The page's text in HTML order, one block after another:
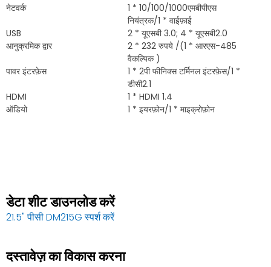
नेटवर्क
1 * 10/100/1000एमबीपीएस
नियंत्रक/1 * वाईफ़ाई
USB
2 * यूएसबी 3.0; 4 * यूएसबी2.0
आनुक्रमिक द्वार
2 * 232 रुपये /(1 * आरएस-485
वैकल्पिक )
पावर इंटरफ़ेस
1 * 2पी फीनिक्स टर्मिनल इंटरफ़ेस/1 *
डीसी2.1
HDMI
1 * HDMI 1.4
ऑडियो
1 * इयरफ़ोन/1 * माइक्रोफ़ोन
डेटा शीट डाउनलोड करें
21.5" पीसी DM215G स्पर्श करें
दस्तावेज़ का विकास करना